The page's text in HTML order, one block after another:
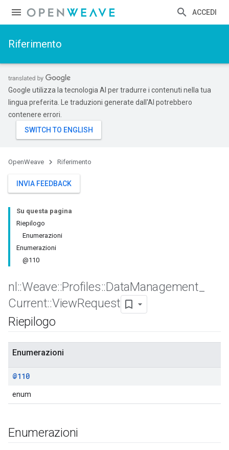
ACCEDI
Riferimento
Google utilizza la tecnologia AI per tradurre i contenuti nella tua
lingua preferita. Le traduzioni generate dall'AI potrebbero
contenere errori.
OpenWeave Riferimento
INVIA FEEDBACK
Su questa pagina
Riepilogo
Enumerazioni
Enumerazioni
@110
nl ::Weave::Profiles::DataManagement
Current::ViewRequest
Riepilogo
Enumerazioni
@110
enum
Enumerazioni